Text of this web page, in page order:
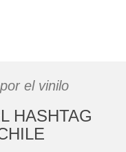
el vinilo
HASHTAG